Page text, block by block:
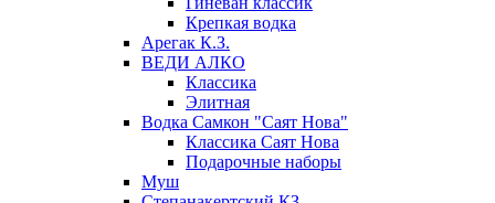
Крепкая водка
Арегак К.З.
ВЕДИ АЛКО
Классика
Элитная
Водка Самкон "Саят Нова"
Классика Саят Нова
Подарочные наборы
Муш